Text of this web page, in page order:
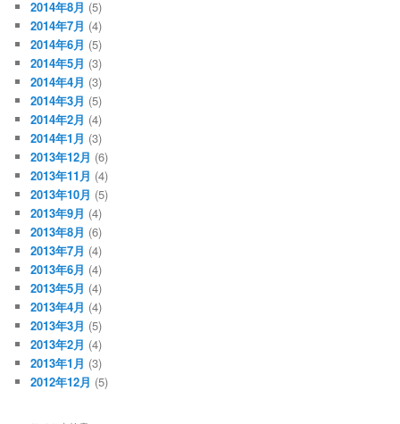
2014年8月 (5)
2014年7月 (4)
2014年6月 (5)
2014年5月 (3)
2014年4月 (3)
2014年3月 (5)
2014年2月 (4)
2014年1月 (3)
2013年12月 (6)
2013年11月 (4)
2013年10月 (5)
2013年9月 (4)
2013年8月 (6)
2013年7月 (4)
2013年6月 (4)
2013年5月 (4)
2013年4月 (4)
2013年3月 (5)
2013年2月 (4)
2013年1月 (3)
2012年12月 (5)